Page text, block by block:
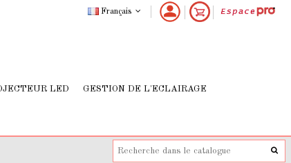
Français
LED GESTION DE L'ECLAIRAGE